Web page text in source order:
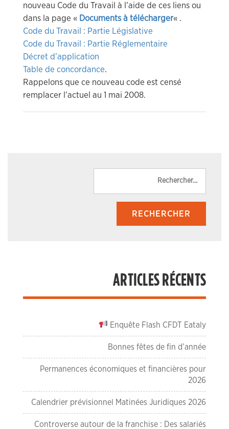
nouveau Code du Travail à l’aide de ces liens ou
dans la page « Documents à télécharger« .
Code du Travail : Partie Législative
Code du Travail : Partie Réglementaire
Décret d’application
Table de concordance.
Rappelons que ce nouveau code est censé
remplacer l’actuel au 1 mai 2008.
ARTICLES RÉCENTS
Enquête Flash CFDT Eataly
Bonnes fêtes de fin d’année
Permanences économiques et financières pour
2026
Calendrier prévisionnel Matinées Juridiques 2026
Controverse autour de la franchise : Des salariés